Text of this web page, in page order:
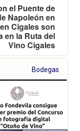
el Puente de
Napoleón en
Cigales son
en la Ruta del
Vino Cigales
Bodegas